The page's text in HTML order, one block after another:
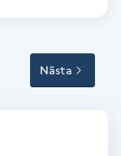
Nästa